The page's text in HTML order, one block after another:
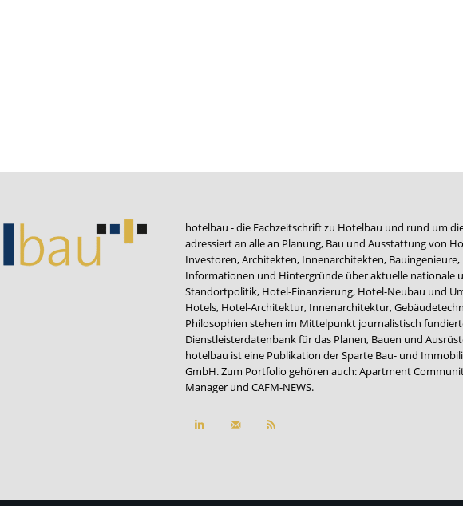
hotelbau - die Fachzeitschrift zu Hotelbau und rund um
adressiert an alle an Planung, Bau und Ausstattung von
Investoren, Architekten, Innenarchitekten,
Informationen und Hintergründe über aktuelle
Standortpolitik, Hotel-Finanzierung, Hotel-Neubau und
Hotels, Hotel-Architektur, Innenarchitektur,
Philosophien stehen im Mittelpunkt journalistisch
Dienstleisterdatenbank für das Planen, Bauen und
hotelbau ist eine Publikation der Sparte Bau- und
GmbH. Zum Portfolio gehören auch:Apartment
Manager und CAFM-NEWS.